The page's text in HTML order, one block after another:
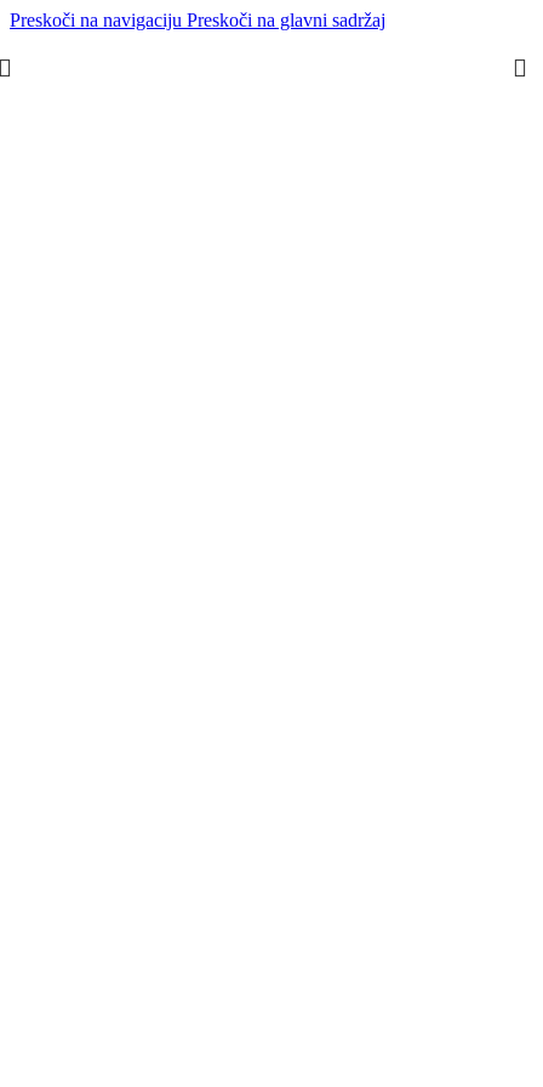
Preskoči na navigaciju Preskoči na glavni sadržaj